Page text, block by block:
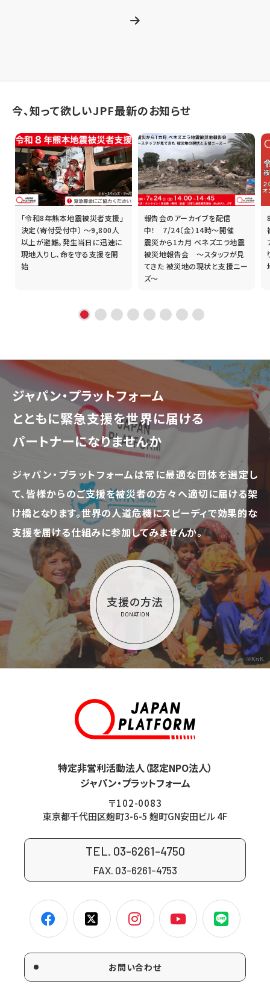
今、知って欲しいJPF最新のお知らせ
「令和8年熊本地震被災者支援」
決定（寄付受付中） ～9,800人
以上が避難。発生当日に迅速に
現地入りし、命を守る支援を開
始
報告会のアーカイブを配信
中！ 7/24（金）14時～開催
震災から1カ月 ベネズエラ地震
被災地報告会 ～スタッフが見
てきた 被災地の現状と支援ニー
ズ～
ジャパン・プラットフォーム
とともに緊急支援を世界に届ける
パートナーになりませんか
ジャパン・プラットフォームは常に最適な団体を選定し
て、皆様からのご支援を被災者の方々へ適切に届ける架
け橋となります。世界の人道危機にスピーディで効果的な
支援を届ける仕組みに参加してみませんか。
支援の方法
DONATION
©KnK
特定非営利活動法人（認定NPO法人）
ジャパン・プラットフォーム
〒102-0083
東京都千代田区麹町3-6-5 麹町GN安田ビル 4F
TEL. 03-6261-4750
FAX. 03-6261-4753
お問い合わせ